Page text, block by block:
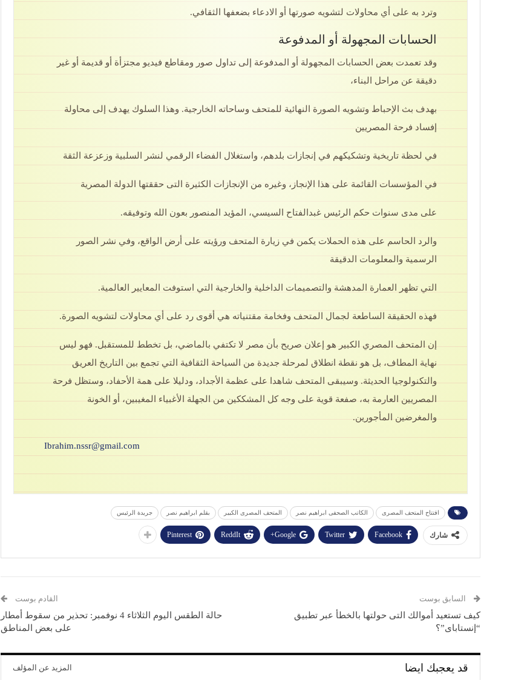
وترد به على أي محاولات لتشويه صورتها أو الادعاء بضعفها الثقافي.
الحسابات المجهولة أو المدفوعة
وقد تعمدت بعض الحسابات المجهولة أو المدفوعة إلى تداول صور ومقاطع فيديو مجتزأة أو قديمة أو غير
دقيقة عن مراحل البناء،
بهدف بث الإحباط وتشويه الصورة النهائية للمتحف وساحاته الخارجية. وهذا السلوك يهدف إلى محاولة
إفساد فرحة المصريين
في لحظة تاريخية وتشكيكهم في إنجازات بلدهم، واستغلال الفضاء الرقمي لنشر السلبية وزعزعة الثقة
في المؤسسات القائمة على هذا الإنجاز، وغيره من الإنجازات الكثيرة التى حققتها الدولة المصرية
على مدى سنوات حكم الرئيس غبدالفتاح السيسي، المؤيد المنصور بعون الله وتوفيقه.
والرد الحاسم على هذه الحملات يكمن في زيارة المتحف ورؤيته على أرض الواقع، وفي نشر الصور
الرسمية والمعلومات الدقيقة
التي تظهر العمارة المدهشة والتصميمات الداخلية والخارجية التي استوفت المعايير العالمية.
فهذه الحقيقة الساطعة لجمال المتحف وفخامة مقتنياته هي أقوى رد على أي محاولات لتشويه الصورة.
إن المتحف المصري الكبير هو إعلان صريح بأن مصر لا تكتفي بالماضي، بل تخطط للمستقبل. فهو ليس
نهاية المطاف، بل هو نقطة انطلاق لمرحلة جديدة من السياحة الثقافية التي تجمع بين التاريخ العريق
والتكنولوجيا الحديثة. وسيبقى المتحف شاهدا على عظمة الأجداد، ودليلا على همة الأحفاد، وستظل فرحة
المصريين العارمة به، صفعة قوية على وجه كل المشككين من الجهلة الأغبياء المغيبين، أو الخونة
والمغرضين المأجورين.
Ibrahim.nssr@gmail.com
افتتاح المتحف المصرى الكاتب الصحفى ابراهيم نصر المتحف المصرى الكبير بقلم ابراهيم نصر جريدة الرئيس
شارك Facebook
Twitter
Google+
ReddIt
Pinterest
السابق بوست
كيف تستعيد أموالك التى حولتها بالخطأ عبر تطبيق
“إنستاباى”؟
القادم بوست
حالة الطقس اليوم الثلاثاء 4 نوفمبر: تحذير من سقوط أمطار
على بعض المناطق
قد يعجبك ايضا المزيد عن المؤلف